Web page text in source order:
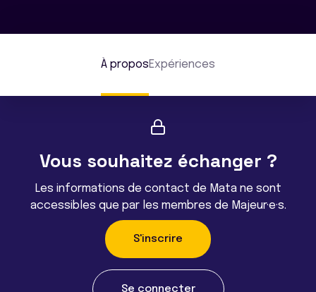
À proposExpériences
Vous souhaitez échanger ?
Les informations de contact de Mata ne sont
accessibles que par les membres de Majeur·e·s.
S'inscrire
Se connecter